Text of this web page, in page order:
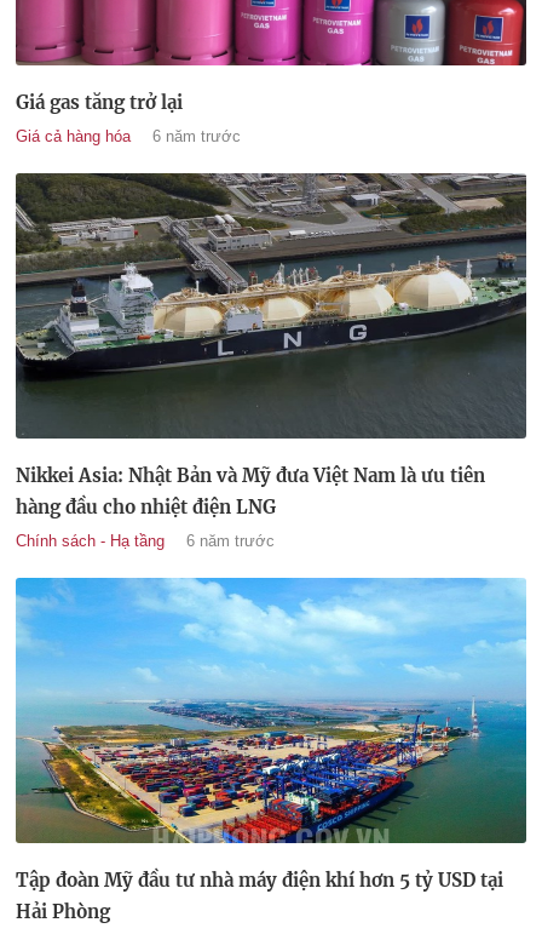
Giá gas tăng trở lại
Giá cả hàng hóa 6 năm trước
Nikkei Asia: Nhật Bản và Mỹ đưa Việt Nam là ưu tiên
hàng đầu cho nhiệt điện LNG
Chính sách - Hạ tầng 6 năm trước
Tập đoàn Mỹ đầu tư nhà máy điện khí hơn 5 tỷ USD tại
Hải Phòng